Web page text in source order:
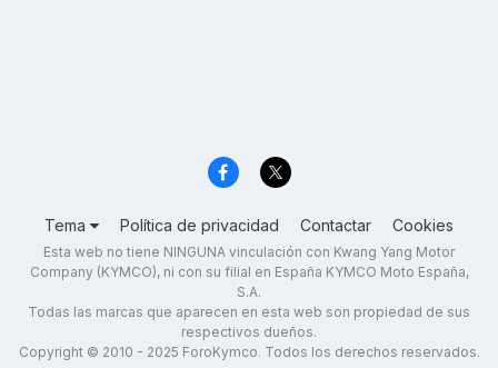
Tema Política de privacidad Contactar Cookies
Esta web no tiene NINGUNA vinculación con Kwang Yang Motor
Company (KYMCO), ni con su filial en España KYMCO Moto España,
S.A.
Todas las marcas que aparecen en esta web son propiedad de sus
respectivos dueños.
Copyright © 2010 - 2025 ForoKymco. Todos los derechos reservados.